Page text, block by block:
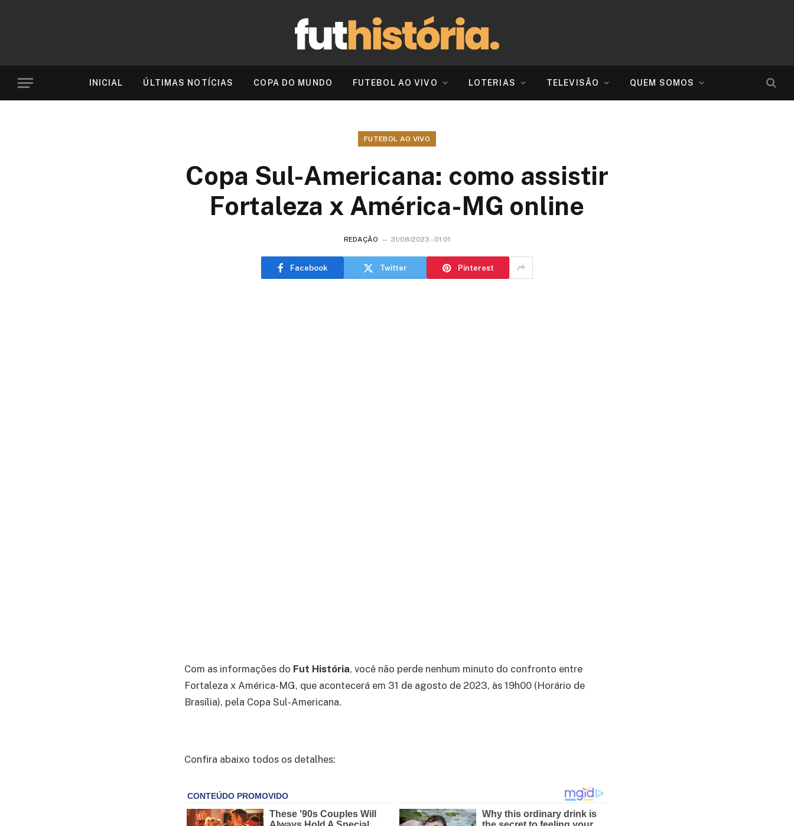
INICIAL ÚLTIMAS NOTÍCIAS COPA DO MUNDO FUTEBOL AO VIVO LOTERIAS TELEVISÃO QUEM SOMOS
FUTEBOL AO VIVO
Copa Sul-Americana: como assistir
Fortaleza x América-MG online
REDAÇÃO 31/08/2023 - 01:01
Facebook Twitter Pinterest
Com as informações do Fut História, você não perde nenhum minuto do confronto entre
Fortaleza x América-MG, que acontecerá em 31 de agosto de 2023, às 19h00 (Horário de
Brasília), pela Copa Sul-Americana.
Confira abaixo todos os detalhes: